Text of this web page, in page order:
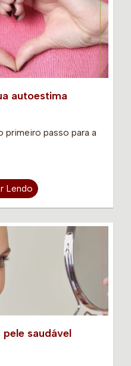
autoestima
primeiro passo para a
Lendo
saudável